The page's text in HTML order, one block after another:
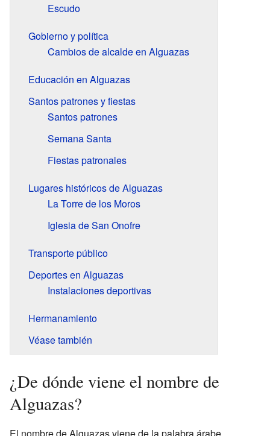
Escudo
Gobierno y política
Cambios de alcalde en Alguazas
Educación en Alguazas
Santos patrones y fiestas
Santos patrones
Semana Santa
Fiestas patronales
Lugares históricos de Alguazas
La Torre de los Moros
Iglesia de San Onofre
Transporte público
Deportes en Alguazas
Instalaciones deportivas
Hermanamiento
Véase también
¿De dónde viene el nombre de
Alguazas?
El nombre de Alguazas viene de la palabra árabe